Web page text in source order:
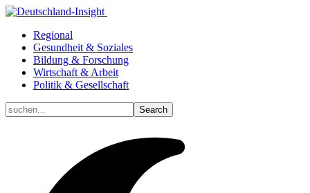
Regional
Gesundheit & Soziales
Bildung & Forschung
Wirtschaft & Arbeit
Politik & Gesellschaft